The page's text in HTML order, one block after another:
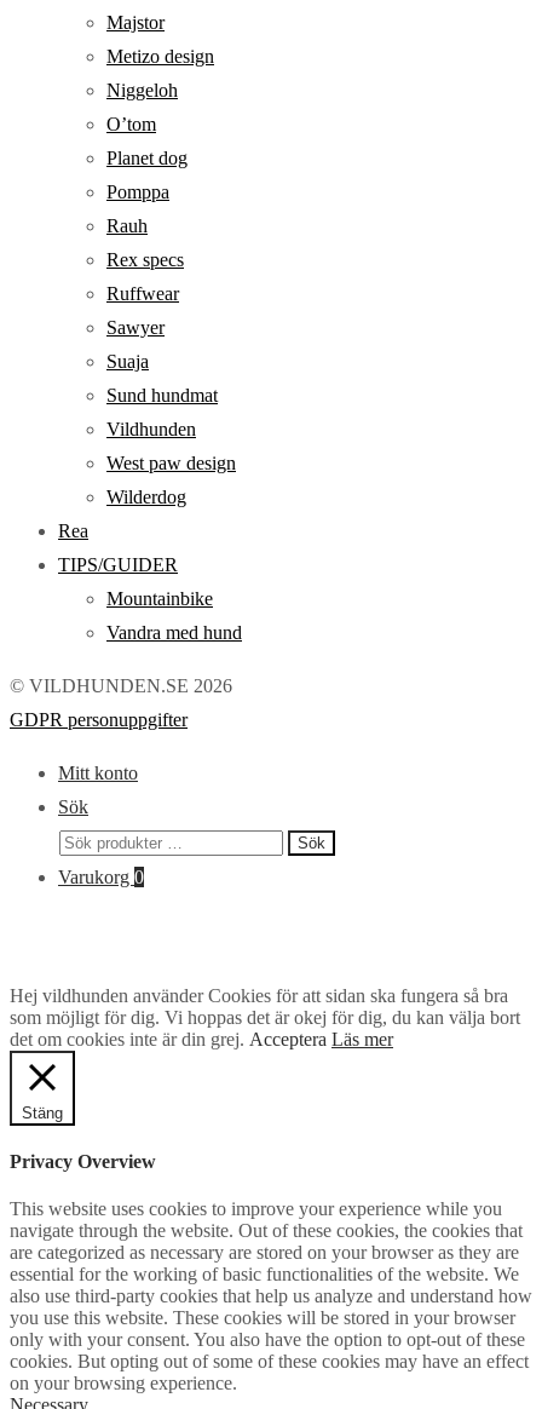
Majstor
Metizo design
Niggeloh
O’tom
Planet dog
Pomppa
Rauh
Rex specs
Ruffwear
Sawyer
Suaja
Sund hundmat
Vildhunden
West paw design
Wilderdog
Rea
TIPS/GUIDER
Mountainbike
Vandra med hund
© VILDHUNDEN.SE 2026
GDPR personuppgifter
Mitt konto
Sök
Sök
efter:
Sök
Varukorg 0
Hej vildhunden använder Cookies för att sidan ska fungera så bra
som möjligt för dig. Vi hoppas det är okej för dig, du kan välja bort
det om cookies inte är din grej. Acceptera Läs mer
Stäng
Privacy Overview
This website uses cookies to improve your experience while you
navigate through the website. Out of these cookies, the cookies that
are categorized as necessary are stored on your browser as they are
essential for the working of basic functionalities of the website. We
also use third-party cookies that help us analyze and understand how
you use this website. These cookies will be stored in your browser
only with your consent. You also have the option to opt-out of these
cookies. But opting out of some of these cookies may have an effect
on your browsing experience.
Necessary